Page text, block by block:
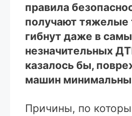
правила
получают тяжелые
гибнут даже в
незначительных
казалось бы,
машин
Причины, по